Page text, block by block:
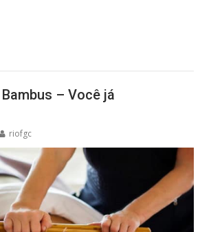
– Você já
riofgc